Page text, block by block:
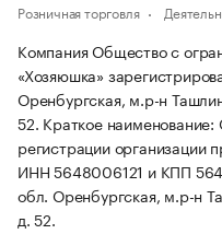
Розничная торговля
Компания Общество с
«Хозяюшка»
Оренбургская, м.р-н
52. Краткое
регистрации
ИНН 5648006121 и КПП
обл. Оренбургская, м.р-н
д. 52.